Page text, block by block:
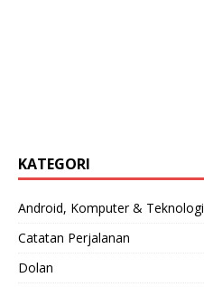
KATEGORI
Android, Komputer & Teknologi
Catatan Perjalanan
Dolan